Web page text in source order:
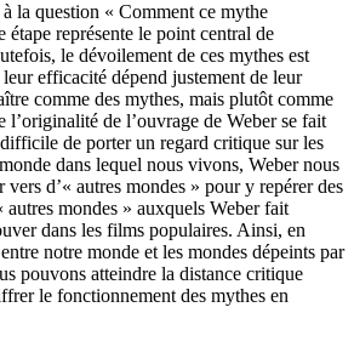
à la question « Comment ce mythe
représente le point central de
le dévoilement de ces mythes est
efficacité dépend justement de leur
comme des mythes, mais plutôt comme
l’originalité de l’ouvrage de Weber se fait
de porter un regard critique sur les
dans lequel nous vivons, Weber nous
vers d’« autres mondes » pour y repérer des
mondes » auxquels Weber fait
dans les films populaires. Ainsi, en
notre monde et les mondes dépeints par
pouvons atteindre la distance critique
le fonctionnement des mythes en